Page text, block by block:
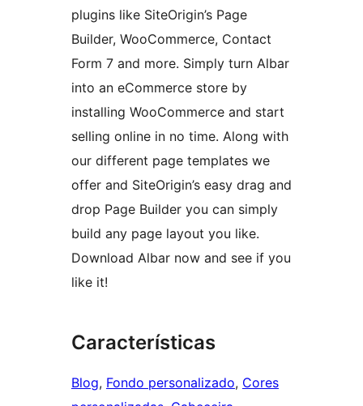
plugins like SiteOrigin’s Page
Builder, WooCommerce, Contact
Form 7 and more. Simply turn Albar
into an eCommerce store by
installing WooCommerce and start
selling online in no time. Along with
our different page templates we
offer and SiteOrigin’s easy drag and
drop Page Builder you can simply
build any page layout you like.
Download Albar now and see if you
like it!
Características
Blog, Fondo personalizado, Cores